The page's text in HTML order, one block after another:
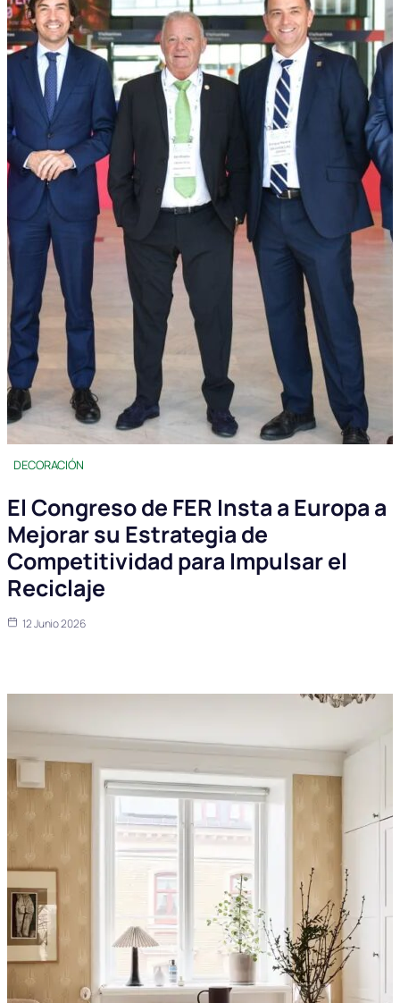
DECORACIÓN
El Congreso de FER Insta a Europa a
Mejorar su Estrategia de
Competitividad para Impulsar el
Reciclaje
12 Junio 2026